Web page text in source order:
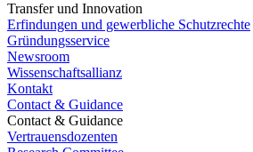
Transfer und Innovation
Erfindungen und gewerbliche Schutzrechte
Gründungsservice
Newsroom
Wissenschaftsallianz
Kontakt
Contact & Guidance
Contact & Guidance
Vertrauensdozenten